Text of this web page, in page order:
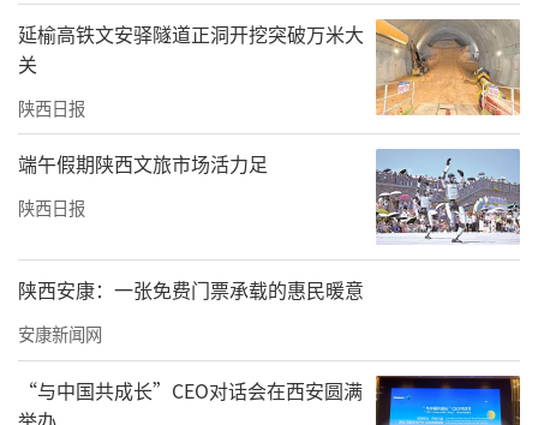
延榆高铁文安驿隧道正洞开挖突破万米大
关
陕西日报
端午假期陕西文旅市场活力足
陕西日报
陕西安康：一张免费门票承载的惠民暖意
安康新闻网
“与中国共成长”CEO对话会在西安圆满